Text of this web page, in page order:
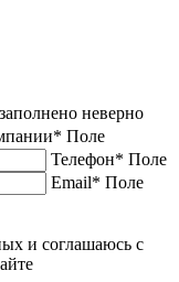
неверно
* Поле
Телефон* Поле
Email* Поле
и соглашаюсь с